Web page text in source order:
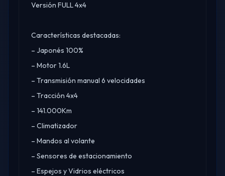
Versión FULL 4x4
Características destacadas:
– Japonés 100%
– Motor 1.6L
– Transmisión manual 6 velocidades
– Tracción 4x4
– 141.000Km
– Climatizador
– Mandos al volante
– Sensores de estacionamiento
– Espejos y Vidrios eléctricos